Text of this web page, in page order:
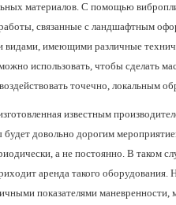
материалов. С помощью
связанные с ландшафтным
видами, имеющими различные
использовать, чтобы сделать
точечно, локальным
известным
довольно дорогим
а не постоянно. В таком
аренда такого оборудования.
показателями